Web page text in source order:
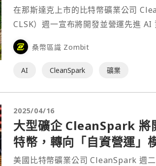
在那斯達克上市的比特幣礦業公司
CLSK）週一宣布將開發並營運先進 AI
動業務從比特幣挖礦領域進一步擴展。
性轉型將使其營收來源更多元化、強化
升其服務全球頂尖科技企業的能力。⋯
桑幣區識 Zombit
AI CleanSpark 礦業
2025/04/16
大型礦企 CleanSpark 將
特幣，轉向「自資營運」
美國比特幣礦業公司 CleanSpark 週